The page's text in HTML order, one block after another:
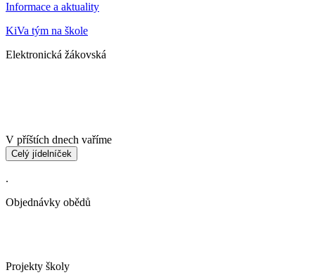
Informace a aktuality
KiVa tým na škole
Elektronická žákovská
V příštích dnech vaříme
Celý jídelníček
.
Objednávky obědů
Projekty školy